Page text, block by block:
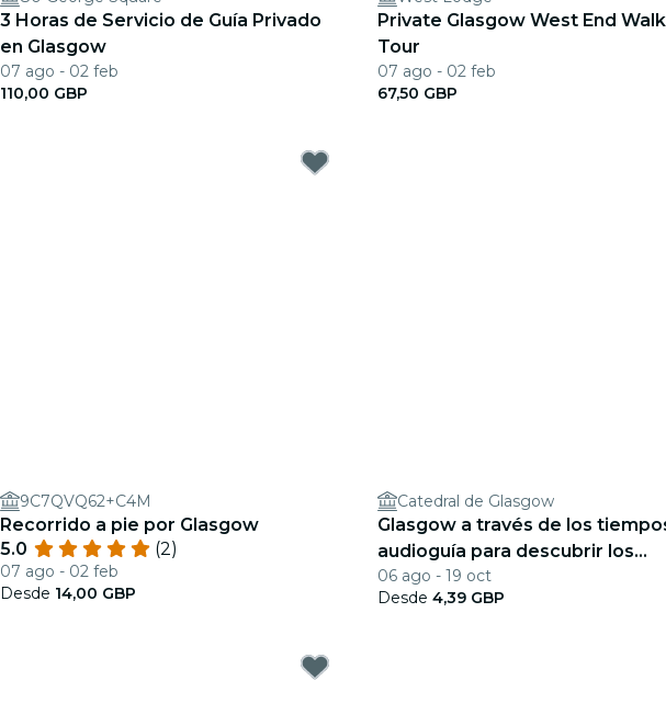
3 Horas de Servicio de Guía Privado
en Glasgow
07 ago - 02 feb
110,00 GBP
Private Glasgow West End
Tour
07 ago - 02 feb
67,50 GBP
9C7QVQ62+C4M
Recorrido a pie por Glasgow
5.0
(2)
07 ago - 02 feb
Desde 14,00 GBP
Catedral de Glasgow
Glasgow a través de los
audioguía para descubrir los
humildes orígenes de la ciudad.
06 ago - 19 oct
Desde 4,39 GBP